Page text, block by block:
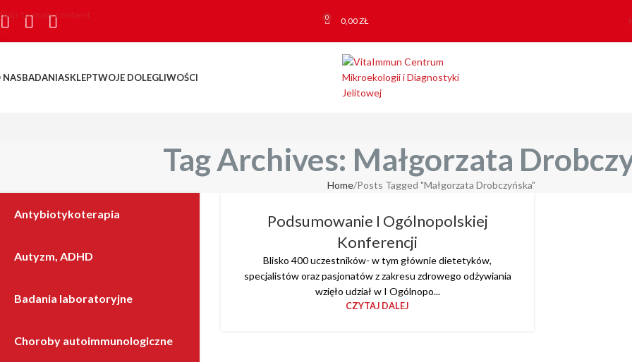
Skip to main content 0 0,00ZŁ
NASBADANIASKLEPTWOJE DOLEGLIWOŚCI
Tag Archives: Małgorzata
Home Posts Tagged "Małgorzata Drobczyńska"
Antybiotykoterapia
Autyzm, ADHD
Badania laboratoryjne
Choroby autoimmunologiczne
Podsumowanie I Ogólnopolskiej
Konferencji
Blisko 400 uczestników- w tym głównie dietetyków,
specjalistów oraz pasjonatów z zakresu zdrowego odżywiania
wzięło udział w I Ogólnopo...
CZYTAJ DALEJ